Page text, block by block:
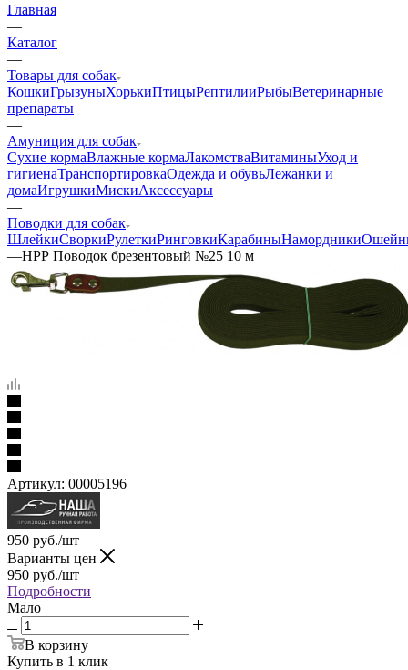
Главная
—
Каталог
—
Товары для собак
КошкиГрызуныХорькиПтицыРептилииРыбыВетеринарные
препараты
—
Амуниция для собак
Сухие кормаВлажные кормаЛакомстваВитаминыУход и
гигиенаТранспортировкаОдежда и обувьЛежанки и
домаИгрушкиМискиАксессуары
—
Поводки для собак
ШлейкиСворкиРулеткиРинговкиКарабиныНамордники
—НРР Поводок брезентовый №25 10 м
Артикул: 00005196
950 руб./шт
Варианты цен
950 руб./шт
Подробности
Мало
В корзину
Купить в 1 клик